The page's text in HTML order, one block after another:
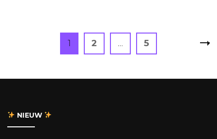
Berichten
paginering
Page
1 Page
2 … Page
5
NIEUW